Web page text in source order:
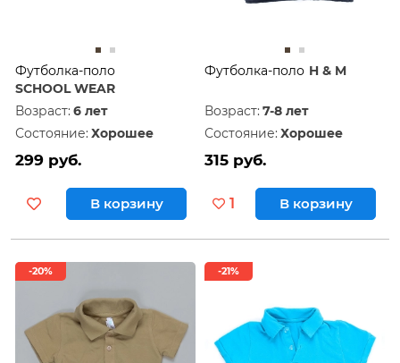
Футболка-поло
SCHOOL WEAR
Возраст: 6 лет
Состояние: Хорошее
299 руб.
В корзину
Футболка-поло H & M
Возраст: 7-8 лет
Состояние: Хорошее
315 руб.
1 В корзину
-20% -21%